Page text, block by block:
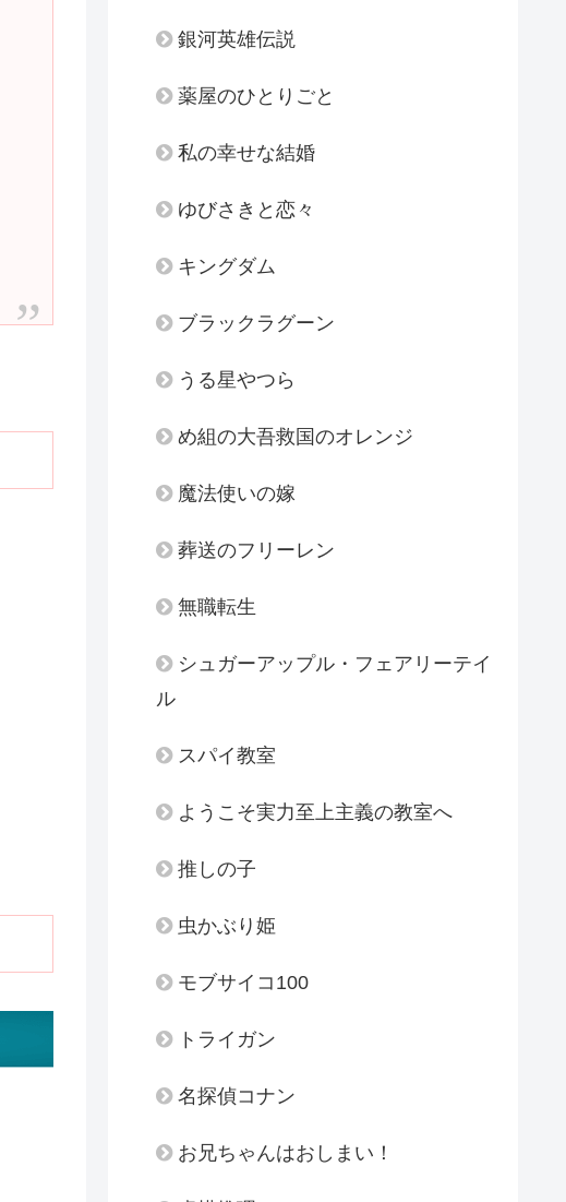
銀河英雄伝説
薬屋のひとりごと
私の幸せな結婚
ゆびさきと恋々
キングダム
ブラックラグーン
うる星やつら
め組の大吾救国のオレンジ
魔法使いの嫁
葬送のフリーレン
無職転生
シュガーアップル・フェアリーテイ
ル
スパイ教室
ようこそ実力至上主義の教室へ
推しの子
虫かぶり姫
モブサイコ100
トライガン
名探偵コナン
お兄ちゃんはおしまい！